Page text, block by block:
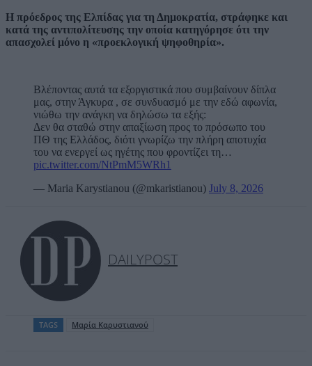
Η πρόεδρος της Ελπίδας για τη Δημοκρατία, στράφηκε και
κατά της αντιπολίτευσης την οποία κατηγόρησε ότι την
απασχολεί μόνο η «προεκλογική ψηφοθηρία».
Βλέποντας αυτά τα εξοργιστικά που συμβαίνουν δίπλα
μας, στην Άγκυρα , σε συνδυασμό με την εδώ αφωνία,
νιώθω την ανάγκη να δηλώσω τα εξής:
Δεν θα σταθώ στην απαξίωση προς το πρόσωπο του
ΠΘ της Ελλάδος, διότι γνωρίζω την πλήρη αποτυχία
του να ενεργεί ως ηγέτης που φροντίζει τη…
pic.twitter.com/NtPmM5WRh1
— Maria Karystianou (@mkaristianou) July 8, 2026
DAILYPOST
TAGS Μαρία Καρυστιανού